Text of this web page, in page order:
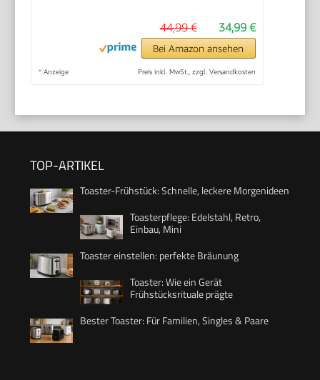
34,99 €
44,99 €
Bei Amazon ansehen
* Anzeige Preis inkl. MwSt., zzgl. Versandkosten
TOP-ARTIKEL
Toaster-Frühstück: Schnelle, leckere Morgenideen
Toasterpflege: Edelstahl, Retro,
Einbau, Mini
Toaster einstellen: perfekte Bräunung
Toaster: Wie ein Gerät
Frühstücksrituale prägte
Bester Toaster: Für Familien, Singles & Paare